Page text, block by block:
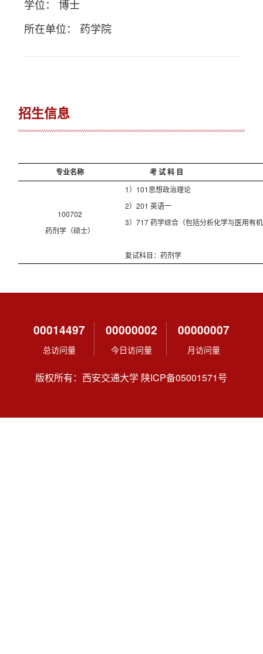
学位： 博士
所在单位： 药学院
招生信息
专业名称 考试科 目
100702
药剂学（硕士）
1）101思想政治理论
2）201 英语一
3）717 药学综合（包括分析化学与医用有
复试科目：药剂学
00014497
总访问量
00000002
今日访问量
00000007
月访问量
版权所有：西安交通大学 陕ICP备05001571号